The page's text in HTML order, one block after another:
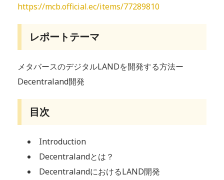
https://mcb.official.ec/items/77289810
レポートテーマ
メタバースのデジタルLANDを開発する方法ー
Decentraland開発
目次
Introduction
Decentralandとは？
DecentralandにおけるLAND開発